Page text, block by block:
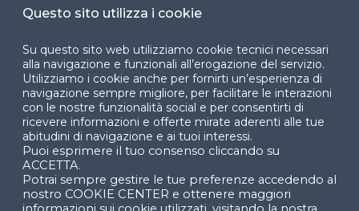
Facebook
YouTube X
Questo sito utilizza i cookie
Su questo sito web utilizziamo cookie tecnici necessari
alla navigazione e funzionali all’erogazione del servizio.
Utilizziamo i cookie anche per fornirti un’esperienza di
navigazione sempre migliore, per facilitare le interazioni
con le nostre funzionalità social e per consentirti di
ricevere informazioni e offerte mirate aderenti alle tue
abitudini di navigazione e ai tuoi interessi.
Puoi esprimere il tuo consenso cliccando su
ACCETTA.
Potrai sempre gestire le tue preferenze accedendo al
nostro COOKIE CENTER e ottenere maggiori